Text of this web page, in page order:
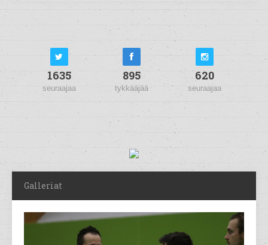
1635
seuraajaa
895
tykkääjää
620
seuraajaa
Galleriat